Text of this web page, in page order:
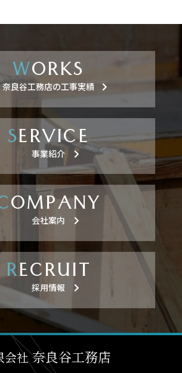
WORKS
奈良⾕⼯務店の⼯事実績
SERVICE
事業紹介
OMPANY
会社案内
RECRUIT
採用情報
会社奈良⾕⼯務店